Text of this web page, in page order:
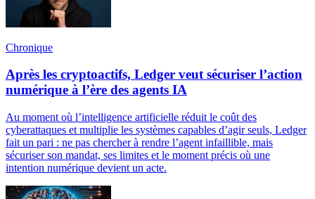
Chronique
Après les cryptoactifs, Ledger veut sécuriser l’action
numérique à l’ère des agents IA
Au moment où l’intelligence artificielle réduit le coût des
cyberattaques et multiplie les systèmes capables d’agir seuls, Ledger
fait un pari : ne pas chercher à rendre l’agent infaillible, mais
sécuriser son mandat, ses limites et le moment précis où une
intention numérique devient un acte.